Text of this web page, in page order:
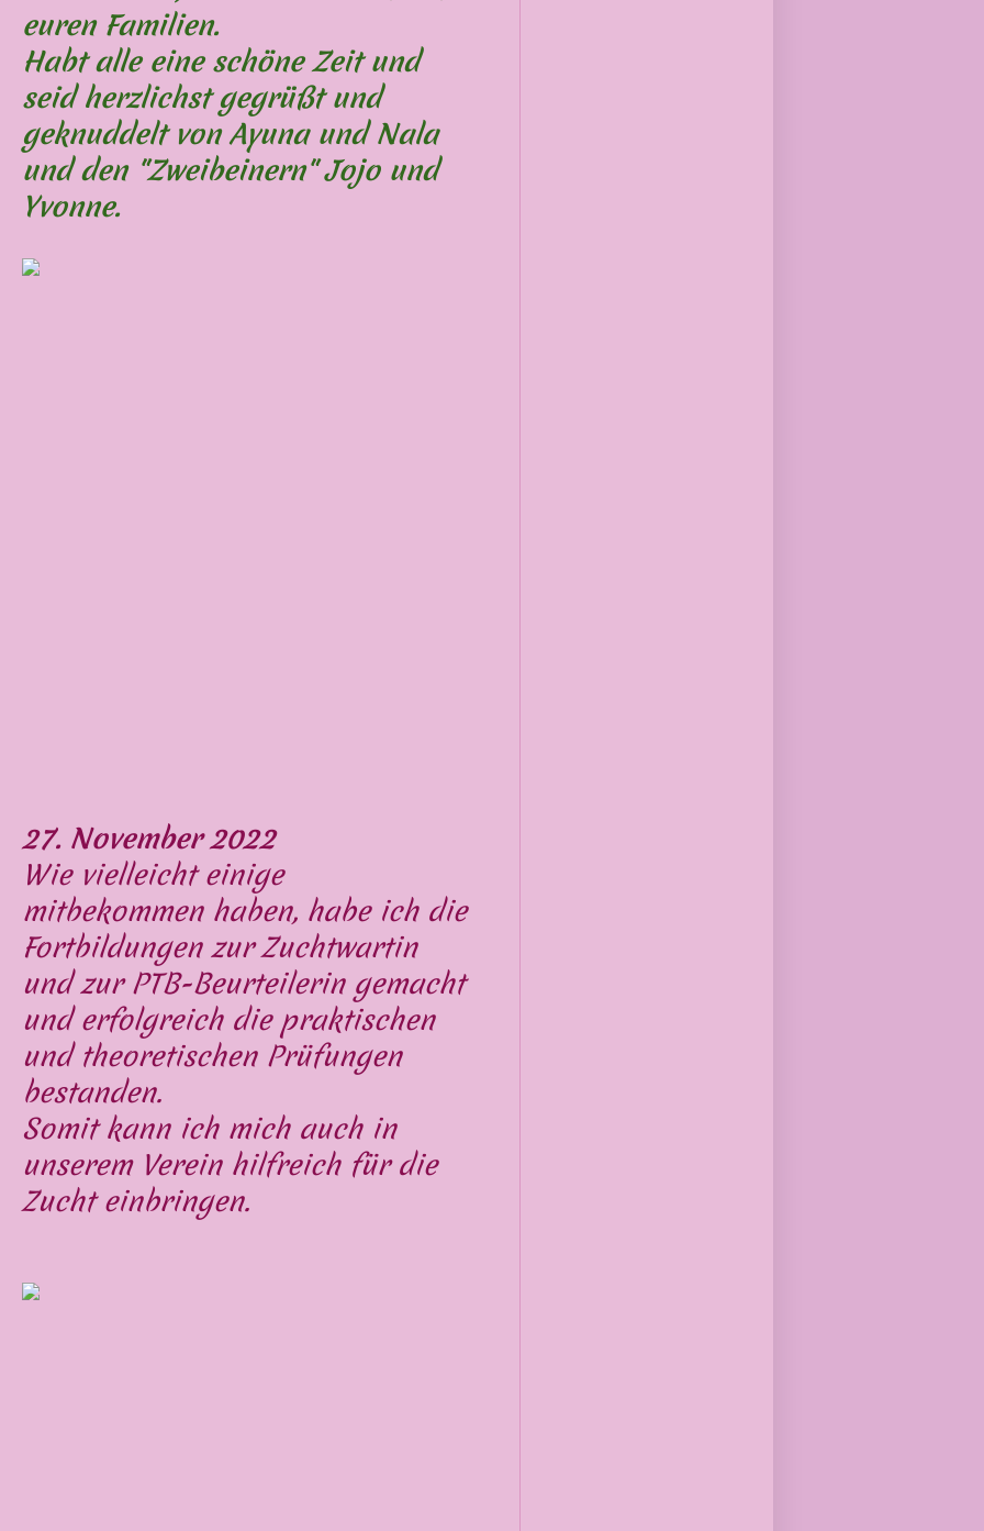
euren Familien.
Habt alle eine schöne Zeit und
seid herzlichst gegrüßt und
geknuddelt von Ayuna und Nala
und den "Zweibeinern" Jojo und
Yvonne.
27. November 2022
Wie vielleicht einige
mitbekommen haben, habe ich die
Fortbildungen zur Zuchtwartin
und zur PTB-Beurteilerin gemacht
und erfolgreich die praktischen
und theoretischen Prüfungen
bestanden.
Somit kann ich mich auch in
unserem Verein hilfreich für die
Zucht einbringen.